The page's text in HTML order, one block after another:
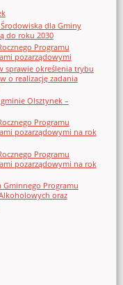
dla Gminy
do roku 2030
Programu
pozarządowymi
sprawie określenia trybu
o realizację zadania
Olsztynek –
Programu
pozarządowymi na rok
Programu
pozarządowymi na rok
Gminnego Programu
oraz